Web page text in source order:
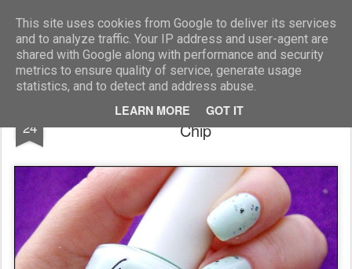
This site uses cookies from Google to deliver its services
and to analyze traffic. Your IP address and user-agent are
shared with Google along with performance and security
metrics to ensure quality of service, generate usage
statistics, and to detect and address abuse.
LEARN MORE GOT IT
Blog Moniszona
24
Poliż mnie głuptasie - Lush Lacquer Minty
Chip